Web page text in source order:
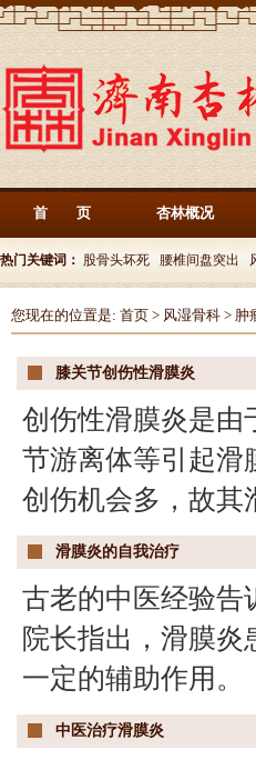
首 页 杏林概况
热门关键词： 股骨头坏死 腰椎间盘突出
您现在的位置是: 首页 > 风湿骨科 > 肿
膝关节创伤性滑膜炎
创伤性滑膜炎是由
节游离体等引起滑
创伤机会多，故其
滑膜炎的自我治疗
古老的中医经验告
院长指出，滑膜
一定的辅助作用。
中医治疗滑膜炎